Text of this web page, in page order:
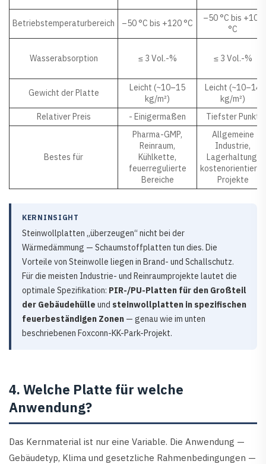
Betriebstemperaturbereich –50 °C bis +120 °C
–50 °C bis +100
°C
Wasserabsorption ≤ 3 Vol.-% ≤ 3 Vol.-%
Gewicht der Platte
Leicht (~10–15
kg/m²)
Leicht (~10–14
kg/m²)
Relativer Preis
- Einigermaßen Tiefster Punkt
Bestes für
Pharma-GMP,
Reinraum,
Kühlkette,
feuerregulierte
Bereiche
Allgemeine
Industrie,
Lagerhaltung,
kostenorientierte
Projekte
KERNINSIGHT
Steinwollplatten „überzeugen“ nicht bei der
Wärmedämmung — Schaumstoffplatten tun dies. Die
Vorteile von Steinwolle liegen in Brand- und Schallschutz.
Für die meisten Industrie- und Reinraumprojekte lautet die
optimale Spezifikation: PIR-/PU-Platten für den Großteil
der Gebäudehülle und steinwollplatten in spezifischen
feuerbeständigen Zonen — genau wie im unten
beschriebenen Foxconn-KK-Park-Projekt.
4. Welche Platte für welche
Anwendung?
Das Kernmaterial ist nur eine Variable. Die Anwendung —
Gebäudetyp, Klima und gesetzliche Rahmenbedingungen —